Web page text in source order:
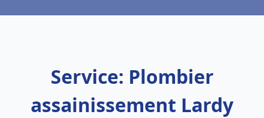
Service: Plombier
assainissement Lardy